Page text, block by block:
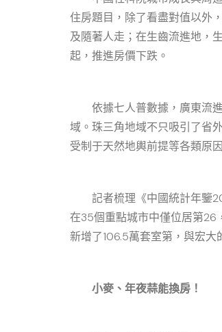
住房題目，除了看盡對值以外
及隨著人走；在生齒流進地，
起，推進房價下跌。
依據七人普數據，廣東流進
域。珠三角地域不只吸引了省
受制于天然地輿前提等各類原
記者梳理《中國統計年鑒
在35個重點城市中僅位居第26
新增了106.5萬套室第，與宏大
小麥、年夜蒜能換房！